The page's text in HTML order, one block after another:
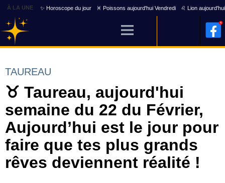
À LA UNE ✨ Horoscope du jour ♓ Poissons aujourd'hui Vendredi ♌ Lion
TAUREAU
♉ Taureau, aujourd'hui
semaine du 22 du Février,
Aujourd’hui est le jour pour
faire que tes plus grands
rêves deviennent réalité !